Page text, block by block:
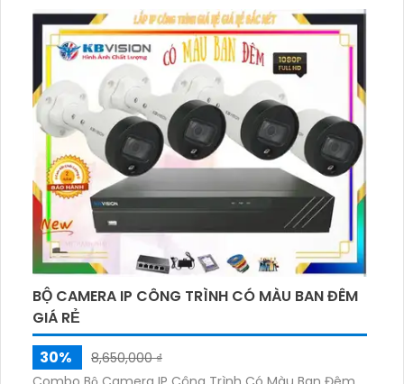
BỘ CAMERA IP CÔNG TRÌNH CÓ MÀU BAN ĐÊM
GIÁ RẺ
30%
8,650,000 ₫